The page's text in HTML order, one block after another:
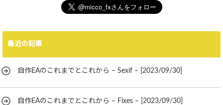
最近の記事
自作EAのこれまでとこれから – Sexif – [2023/09/30]
自作EAのこれまでとこれから – Fixes – [2023/09/30]